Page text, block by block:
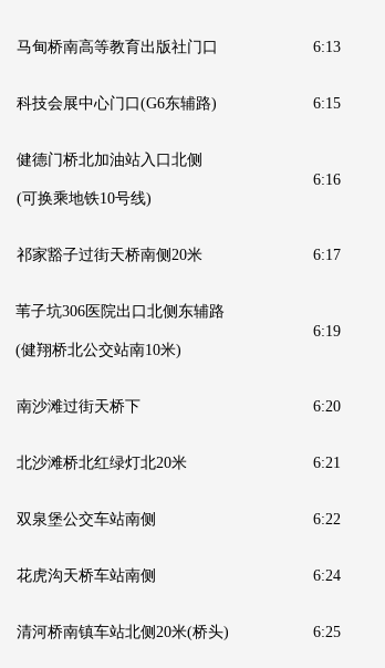
马甸桥南高等教育出版社门口 6:13
科技会展中心门口(G6东辅路) 6:15
健德门桥北加油站入口北侧
(可换乘地铁10号线)
6:16
祁家豁子过街天桥南侧20米 6:17
苇子坑306医院出口北侧东辅路
(健翔桥北公交站南10米)
6:19
南沙滩过街天桥下 6:20
北沙滩桥北红绿灯北20米 6:21
双泉堡公交车站南侧 6:22
花虎沟天桥车站南侧 6:24
清河桥南镇车站北侧20米(桥头) 6:25